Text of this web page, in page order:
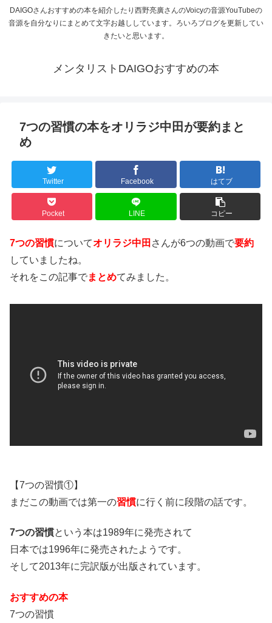
DAIGOさんおすすめの本を紹介したり西野亮廣さんのVoicyの音源YouTubeの
音源を自分なりにまとめて文字お越ししています。ろいろブログを更新してい
きたいと思います。
メンタリストDAIGOおすすめの本
7つの習慣の本をオリラジ中田が要約まと
め
Twitter Facebook はてブ
Pocket LINE コピー
7つの習慣についてオリラジ中田 さんが6つの動画で要約
していましたね。
それをこの記事でまとめてみました。
【7つの習慣①】
まだこの動画では第一の習慣に行く前に段階の話です。
7つの習慣という本は1989年に発売されて
日本では1996年に発売されたようです。
そして2013年に完訳版が出版されています。
おすすめの本
7つの習慣